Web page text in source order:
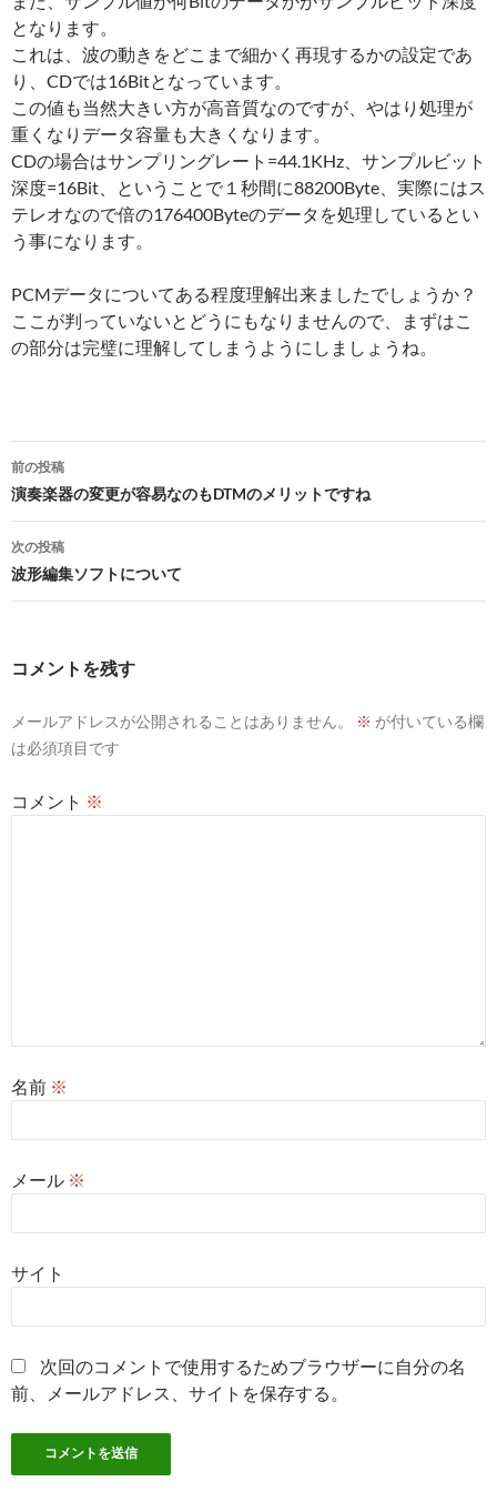
となります。
これは、波の動きをどこまで細かく再現するかの設定であ
り、CDでは16Bitとなっています。
この値も当然大きい方が高音質なのですが、やはり処理が
重くなりデータ容量も大きくなります。
CDの場合はサンプリングレート=44.1KHz、サンプルビット
深度=16Bit、ということで１秒間に88200Byte、実際にはス
テレオなので倍の176400Byteのデータを処理しているとい
う事になります。
PCMデータについてある程度理解出来ましたでしょうか？
ここが判っていないとどうにもなりませんので、まずはこ
の部分は完璧に理解してしまうようにしましょうね。
投
稿
ナ
ビ
ゲ
ョ
前の投稿
演奏楽器の変更が容易なのもDTMのメリットですね
次の投稿
波形編集ソフトについて
コメントを残す
メールアドレスが公開されることはありません。 ※ が付いている欄
は必須項目です
コメント ※
名前 ※
メール ※
サイト
次回のコメントで使用するためブラウザーに自分の名
前、メールアドレス、サイトを保存する。